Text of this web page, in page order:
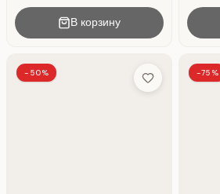
В корзину
-50%
Add to Wish List
-75%